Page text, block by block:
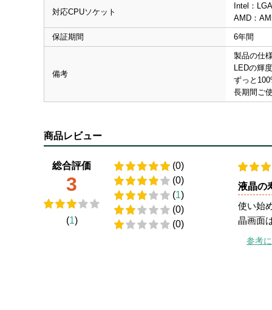
対応CPUソケット
Intel：
AMD：
保証期間 6年間
備考
製品の仕
LEDの輝
ずっと
長期間ご
商品レビュー
総合評価
3
(1)
(0)
(0)
(1)
(0)
(0)
液晶の
使い始
晶画面
参考